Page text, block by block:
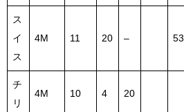
ス
イ
ス
4M 11 20 – 53
チ
リ
4M 10 4 20